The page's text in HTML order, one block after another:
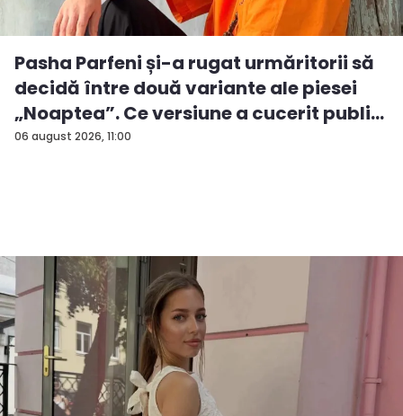
06 august 2026, 11:00
Pasha Parfeni și-a rugat urmăritorii să
decidă între două variante ale piesei
„Noaptea”. Ce versiune a cucerit publi...